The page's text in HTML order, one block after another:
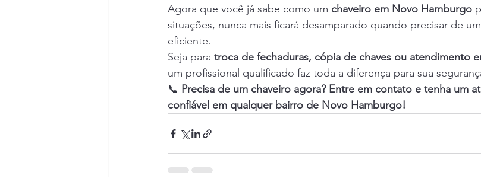
Agora que você já sabe como um chaveiro em Novo Hamburgo
situações, nunca mais ficará desamparado quando precisar de
eficiente.
Seja para troca de fechaduras, cópia de chaves ou atendimento
um profissional qualificado faz toda a diferença para sua
📞 Precisa de um chaveiro agora? Entre em contato e tenha um
confiável em qualquer bairro de Novo Hamburgo!